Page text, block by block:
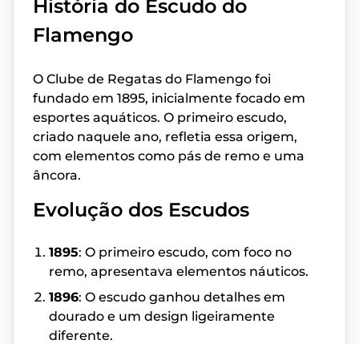
História do Escudo do
Flamengo
O Clube de Regatas do Flamengo foi
fundado em 1895, inicialmente focado em
esportes aquáticos. O primeiro escudo,
criado naquele ano, refletia essa origem,
com elementos como pás de remo e uma
âncora.
Evolução dos Escudos
1895: O primeiro escudo, com foco no
remo, apresentava elementos náuticos.
1896: O escudo ganhou detalhes em
dourado e um design ligeiramente
diferente.